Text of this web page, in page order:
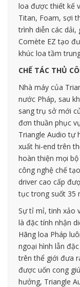
loa được thiết kế
Titan, Foam, sợi
trình diễn các dải,
Comète EZ tạo
khúc loa tầm
CHẾ TÁC THỦ
Nhà máy của
nước Pháp, sau
sang trụ sở mới
đơn thuần phục
Triangle Audio tự
xuất hi-end trên
hoàn thiện mọi
công nghệ chế
driver cao cấp
tục trong suốt 35
Sự tỉ mỉ, tinh xảo
là đặc tính nhận
Hãng loa Pháp
ngoại hình lẫn
trên thể giới đưa
được uốn cong
hưởng, Triangle